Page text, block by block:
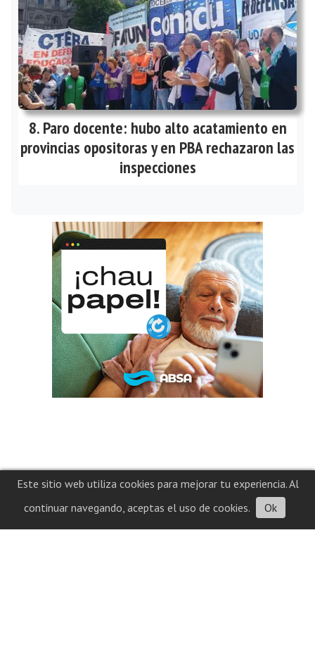
Paro docente: hubo alto acatamiento en
provincias opositoras y en PBA rechazaron las
inspecciones
Este sitio web utiliza cookies para mejorar tu experiencia. Al
continuar navegando, aceptas el uso de cookies.
Ok